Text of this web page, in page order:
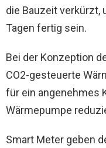
die Bauzeit verkürzt,
Tagen fertig sein.
Bei der Konzeption
CO2-gesteuerte
für ein angenehmes
Wärmepumpe
Smart Meter geben